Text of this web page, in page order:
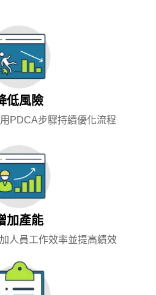
低風險
PDCA步驟持續優化流程
加產能
人員工作效率並提高績效